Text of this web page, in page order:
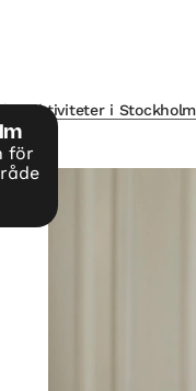
för
i Stockholm